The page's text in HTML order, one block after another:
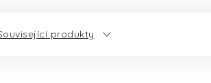
produkty